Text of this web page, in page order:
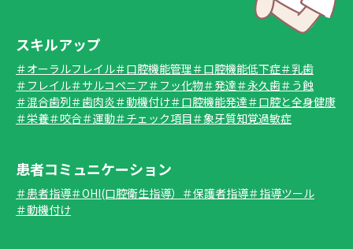
スキルアップ
＃オーラルフレイル＃口腔機能管理＃口腔機能低下症＃乳歯
＃フレイル＃サルコペニア＃フッ化物＃発達＃永久歯＃う蝕
＃混合歯列＃歯肉炎＃動機付け＃口腔機能発達＃口腔と全身健康
＃栄養＃咬合＃運動＃チェック項目＃象牙質知覚過敏症
患者コミュニケーション
＃患者指導＃OHI(口腔衛生指導） ＃保護者指導＃指導ツール
＃動機付け